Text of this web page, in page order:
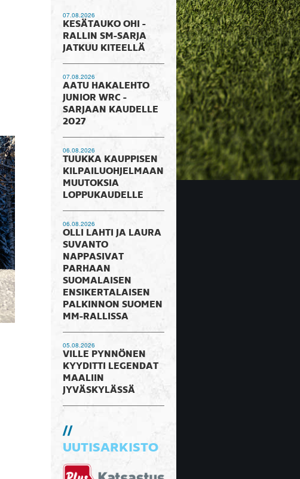
07.08.2026
KESÄTAUKO OHI -
RALLIN SM-SARJA
JATKUU KITEELLÄ
07.08.2026
AATU HAKALEHTO
JUNIOR WRC -
SARJAAN KAUDELLE
2027
06.08.2026
TUUKKA KAUPPISEN
KILPAILUOHJELMAAN
MUUTOKSIA
LOPPUKAUDELLE
06.08.2026
OLLI LAHTI JA LAURA
SUVANTO
NAPPASIVAT
PARHAAN
SUOMALAISEN
ENSIKERTALAISEN
PALKINNON SUOMEN
MM-RALLISSA
05.08.2026
VILLE PYNNÖNEN
KYYDITTI LEGENDAT
MAALIIN
JYVÄSKYLÄSSÄ
UUTISARKISTO